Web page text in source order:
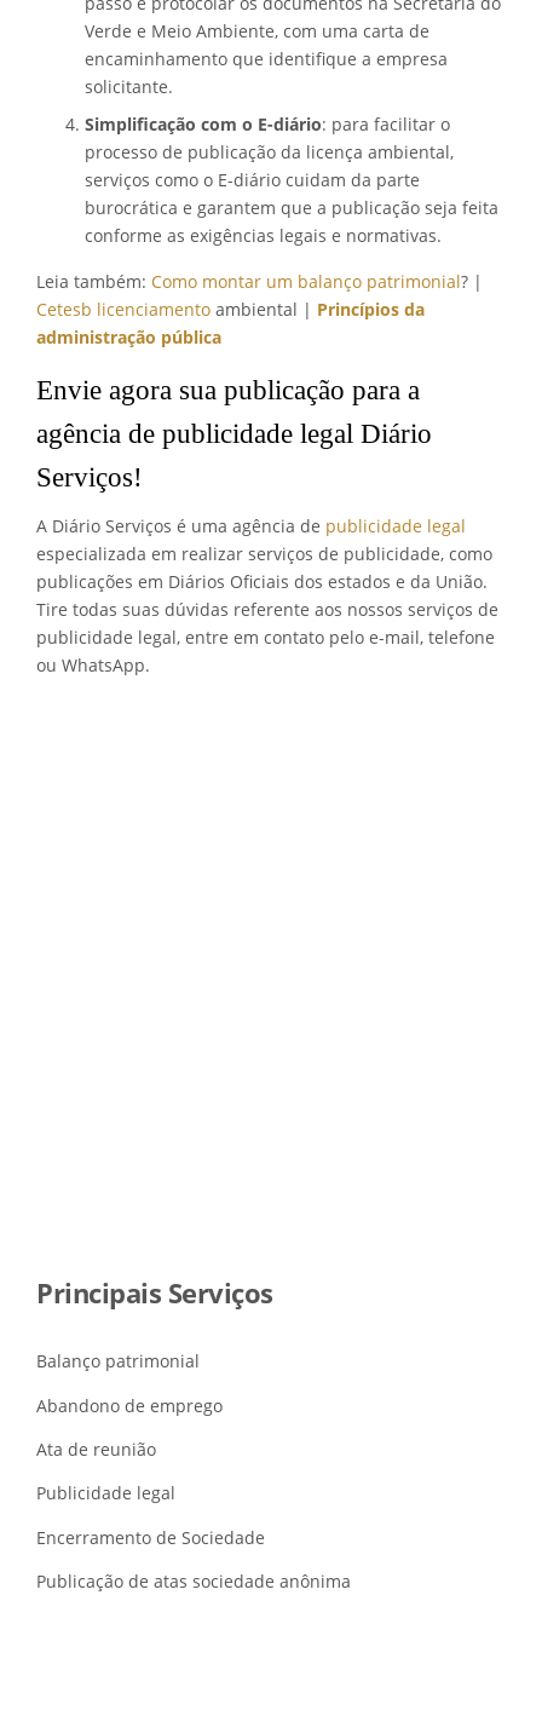
Verde e Meio Ambiente, com uma carta de
encaminhamento que identifique a empresa
solicitante.
Simplificação com o E-diário: para facilitar o
processo de publicação da licença ambiental,
serviços como o E-diário cuidam da parte
burocrática e garantem que a publicação seja feita
conforme as exigências legais e normativas.
Leia também: Como montar um balanço patrimonial? |
Cetesb licenciamento ambiental | Princípios da
administração pública
Envie agora sua publicação para a
agência de publicidade legal Diário
Serviços!
A Diário Serviços é uma agência de publicidade legal
especializada em realizar serviços de publicidade, como
publicações em Diários Oficiais dos estados e da União.
Tire todas suas dúvidas referente aos nossos serviços de
publicidade legal, entre em contato pelo e-mail, telefone
ou WhatsApp.
Principais Serviços
Balanço patrimonial
Abandono de emprego
Ata de reunião
Publicidade legal
Encerramento de Sociedade
Publicação de atas sociedade anônima